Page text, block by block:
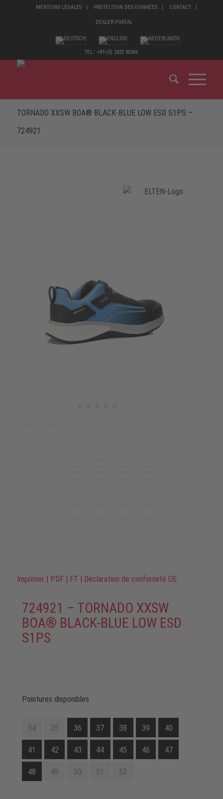
MENTIONS LÉGALES PROTECTION DES DONNÉES CONTACT
DEALER PORTAL
TEL.: +49 (0) 2825 80366
TORNADO XXSW BOA® BLACK-BLUE LOW ESD S1PS –
724921
Imprimer | PDF | FT | Déclaration de conformité UE
724921 – TORNADO XXSW
BOA® BLACK-BLUE LOW ESD
S1PS
Pointures disponibles
34 35 36 37 38 39 40
41 42 43 44 45 46 47
48 49 50 51 52